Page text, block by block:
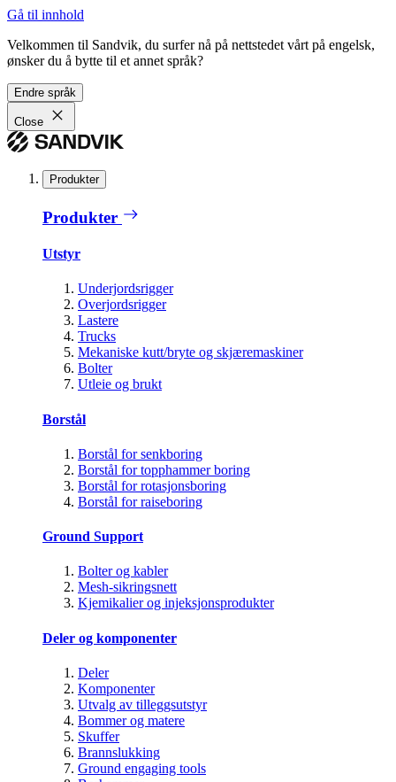
Gå til innhold
Velkommen til Sandvik, du surfer nå på nettstedet vårt på engelsk,
ønsker du å bytte til et annet språk?
Endre språk
Close
Produkter
Produkter
Utstyr
Underjordsrigger
Overjordsrigger
Lastere
Trucks
Mekaniske kutt/bryte og skjæremaskiner
Bolter
Utleie og brukt
Borstål
Borstål for senkboring
Borstål for topphammer boring
Borstål for rotasjonsboring
Borstål for raiseboring
Ground Support
Bolter og kabler
Mesh-sikringsnett
Kjemikalier og injeksjonsprodukter
Deler og komponenter
Deler
Komponenter
Utvalg av tilleggsutstyr
Bommer og matere
Skuffer
Brannslukking
Ground engaging tools